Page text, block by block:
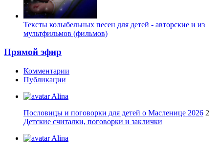
Тексты колыбельных песен для детей - авторские и из
мультфильмов (фильмов)
Прямой эфир
Комментарии
Публикации
Alina
Пословицы и поговорки для детей о Масленице 2026 2
Детские считалки, поговорки и заклички
Alina